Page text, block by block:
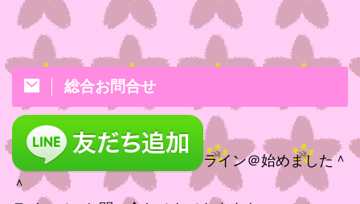
総合お問合せ
ライン＠始めました＾
＾